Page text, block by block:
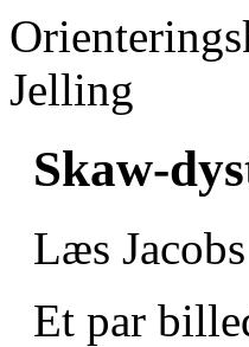
Jelling
Skaw-
Læs
Et par